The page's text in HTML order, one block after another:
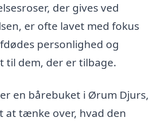
der gives ved
er ofte lavet med fokus
personlighed og
til dem, der er tilbage.
en bårebuket i Ørum Djurs,
at tænke over, hvad den